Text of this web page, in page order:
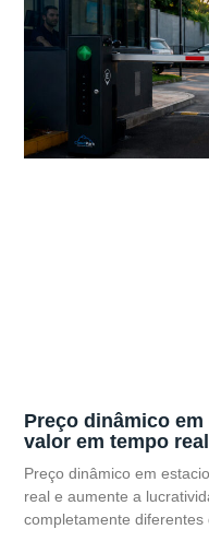
Preço dinâmico
valor em tempo
Preço dinâmico em
real e aumente a
completamente diferentes